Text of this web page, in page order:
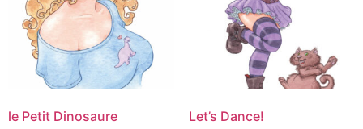
le Petit Dinosaure Let’s Dance!